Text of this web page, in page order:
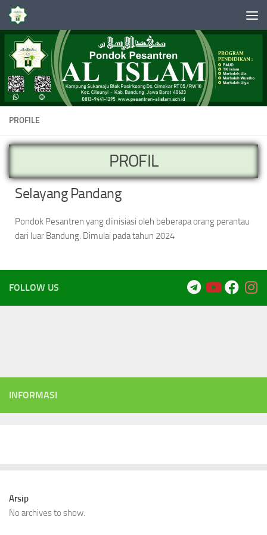
Skip to content
PROFILE
PROFIL
Selayang Pandang
Pondok Pesantren yang diinisiasi oleh beberapa orang perantau
dari luar Bandung. Dimulai pada tahun 2024
FOLLOW US
INFORMASI
Arsip
No archives to show.